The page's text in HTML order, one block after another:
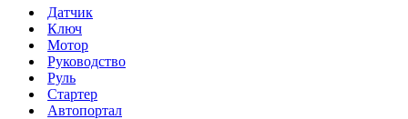
навигацииДатчик
Ключ
Мотор
Руководство
Руль
Стартер
Автопортал